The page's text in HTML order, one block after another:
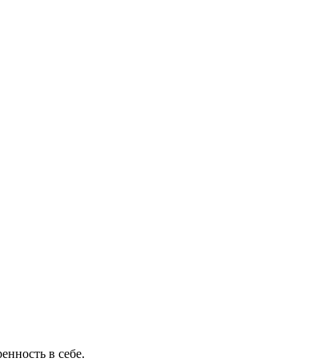
в себе.